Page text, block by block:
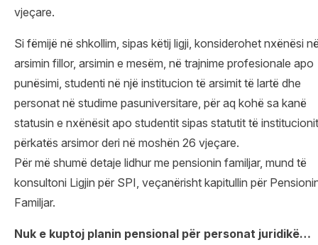
vjeçare.
Si fëmijë në shkollim, sipas këtij ligji, konsiderohet nxënësi
arsimin fillor, arsimin e mesëm, në trajnime profesionale apo
punësimi, studenti në një institucion të arsimit të lartë dhe
personat në studime pasuniversitare, për aq kohë sa kanë
statusin e nxënësit apo studentit sipas statutit të institucionit
përkatës arsimor deri në moshën 26 vjeçare.
Për më shumë detaje lidhur me pensionin familjar, mund të
konsultoni Ligjin për SPI, veçanërisht kapitullin për
Familjar.
Nuk e kuptoj planin pensional për personat juridikë…